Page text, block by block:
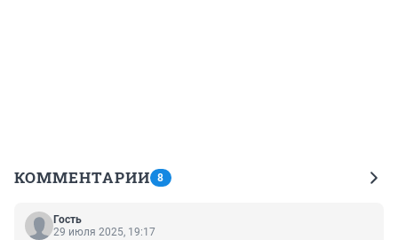
КОММЕНТАРИИ 8
Гость
29 июля 2025, 19:17